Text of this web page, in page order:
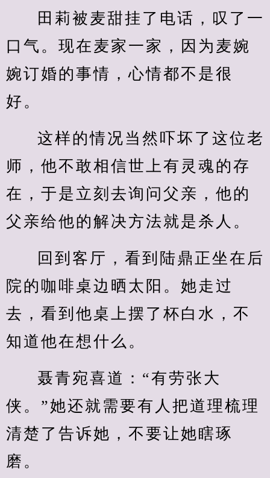
田莉被麦甜挂了电话，叹了一
口气。现在麦家一家，因为麦婉
婉订婚的事情，心情都不是很
好。
这样的情况当然吓坏了这位老
师，他不敢相信世上有灵魂的存
在，于是立刻去询问父亲，他的
父亲给他的解决方法就是杀人。
回到客厅，看到陆鼎正坐在后
院的咖啡桌边晒太阳。她走过
去，看到他桌上摆了杯白水，不
知道他在想什么。
聂青宛喜道：“有劳张大
侠。”她还就需要有人把道理梳理
清楚了告诉她，不要让她瞎琢
磨。